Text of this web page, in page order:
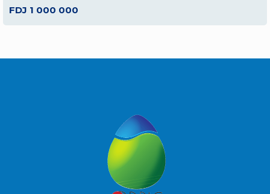
FDJ 1 000 000